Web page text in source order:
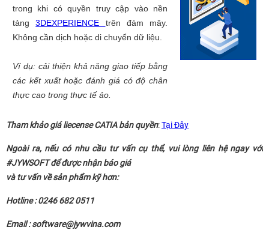
trong khi có quyền truy cập vào nền
tảng3DEXPERIENCE trên đám mây.
Không cần dịch hoặc di chuyển dữ liệu.
Ví dụ: cải thiện khả năng giao tiếp bằng
các kết xuất hoặc đánh giá có độ chân
thực cao trong thực tế ảo.
Tham khảo giá liecense CATIA bản quyền:Tại Đây
Ngoài ra, nếu có nhu cầu tư vấn cụ thể, vui lòng liên hệ ngay với
#JYWSOFT để được nhận báo giá
và tư vấn về sản phẩm kỹ hơn:
Hotline : 0246 682 0511
Email : software@jywvina.com